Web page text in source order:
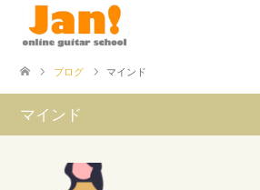
ブログ マインド
マインド